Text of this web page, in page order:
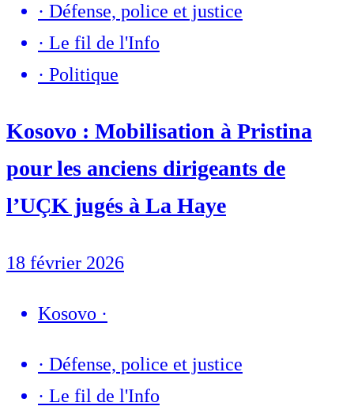
· Défense, police et justice
· Le fil de l'Info
· Politique
Kosovo : Mobilisation à Pristina
pour les anciens dirigeants de
l’UÇK jugés à La Haye
18 février 2026
Kosovo ·
· Défense, police et justice
· Le fil de l'Info